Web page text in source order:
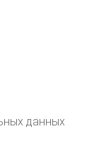
данных